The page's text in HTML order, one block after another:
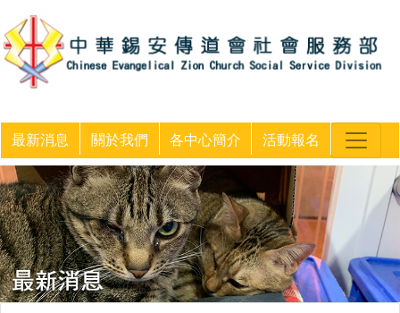
最新消息 關於我們 各中心簡介 活動報名